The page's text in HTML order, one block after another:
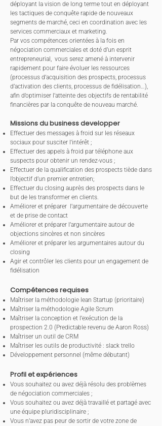
déployant la vision de long terme tout en déployant
les tactiques de conquête rapide de nouveaux
segments de marché, ceci en coordination avec les
services commerciaux et marketing.
Par vos compétences orientées à la fois en
négociation commerciales et doté d’un esprit
entrepreneurial, vous serez amené à intervenir
rapidement pour faire évoluer les ressources
(processus d’acquisition des prospects, processus
d’activation des clients, processus de fidélisation…),
afin d’optimiser l’atteinte des objectifs de rentabilité
financières par la conquête de nouveau marché.
Missions du business developper
Effectuer des messages à froid sur les réseaux
sociaux pour susciter l'intérêt ;
Effectuer des appels à froid par téléphone aux
suspects pour obtenir un rendez-vous ;
Effectuer de la qualification des prospects tiède dans
l’objectif d’un premier entretien;
Effectuer du closing auprès des prospects dans le
but de les transformer en clients.
Améliorer et préparer l’argumentaire de découverte
et de prise de contact
Améliorer et préparer l’argumentaire autour de
objections sincères et non sincères
Améliorer et préparer les argumentaires autour du
closing
Agir et contrôler les clients pour un engagement de
fidélisation
Compétences requises
Maîtriser la méthodologie lean Startup (prioritaire)
Maîtriser la méthodologie Agile Scrum
Maîtriser la conception et l’exécution de la
prospection 2.0 (Predictable revenu de Aaron Ross)
Maîtriser un outil de CRM
Maîtriser les outils de productivité : slack trello
Développement personnel (même débutant)
Profil et expériences
Vous souhaitez ou avez déjà résolu des problèmes
de négociation commerciales ;
Vous souhaitez ou avez déjà travaillé et partagé avec
une équipe pluridisciplinaire ;
Vous n’avez pas peur de sortir de votre zone de